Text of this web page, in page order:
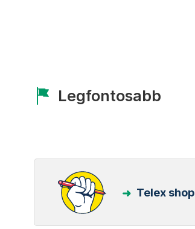
Legfontosabb
Telex shop